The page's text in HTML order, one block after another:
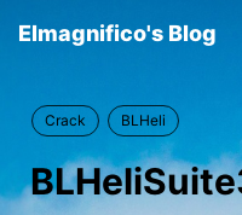
Elmagnifico's Blog
Crack BLHeli